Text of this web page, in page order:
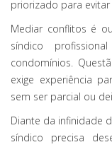
priorizado para
Mediar conflitos é
síndico
condomínios.
exige experiência
sem ser parcial ou
Diante da infinidade
síndico precisa